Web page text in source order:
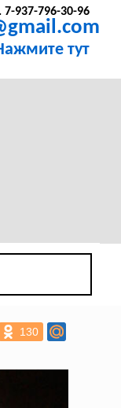
7-937-796-30-96
тут
130